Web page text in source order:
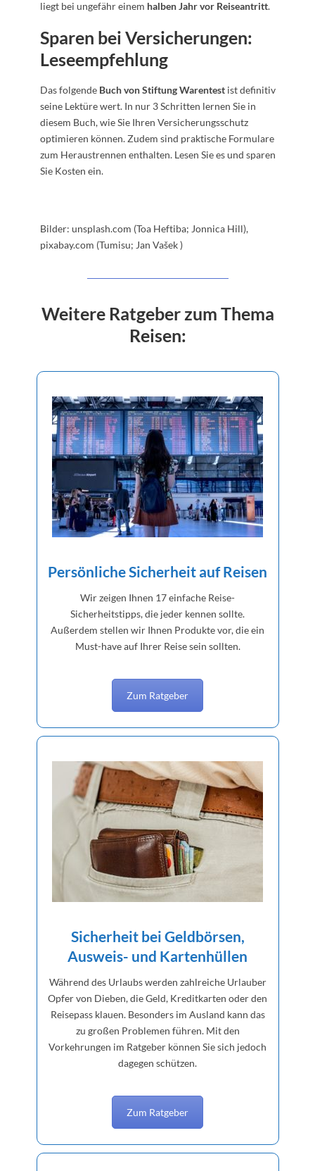
liegt bei ungefähr einem halben Jahr vor Reiseantritt.
Sparen bei Versicherungen:
Leseempfehlung
Das folgende Buch von Stiftung Warentestist definitiv
seine Lektüre wert. In nur 3 Schritten lernen Sie in
diesem Buch, wie Sie Ihren Versicherungsschutz
optimieren können. Zudem sind praktische Formulare
zum Heraustrennen enthalten. Lesen Sie es und sparen
Sie Kosten ein.
Bilder: unsplash.com (Toa Heftiba; Jonnica Hill),
pixabay.com (Tumisu; Jan Vašek )
Weitere Ratgeber zum Thema
Reisen:
Persönliche Sicherheit auf Reisen
Wir zeigen Ihnen 17 einfache Reise-
Sicherheitstipps, die jeder kennen sollte.
Außerdem stellen wir Ihnen Produkte vor, die ein
Must-have auf Ihrer Reise sein sollten.
Zum Ratgeber
Sicherheit bei Geldbörsen,
Ausweis- und Kartenhüllen
Während des Urlaubs werden zahlreiche Urlauber
Opfer von Dieben, die Geld, Kreditkarten oder den
Reisepass klauen. Besonders im Ausland kann das
zu großen Problemen führen. Mit den
Vorkehrungen im Ratgeber können Sie sich jedoch
dagegen schützen.
Zum Ratgeber